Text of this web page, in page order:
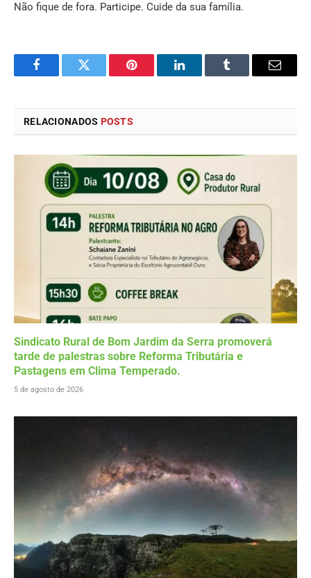
Não fique de fora. Participe. Cuide da sua família.
FacebookTwitter Pinterest LinkedInTumblr
E-
RELACIONADOS POSTS
Sindicato Rural de Bom Jardim da Serra promoverá
tarde de palestras sobre Reforma Tributária e
Pastagens em Clima Temperado.
5 de agosto de 2026